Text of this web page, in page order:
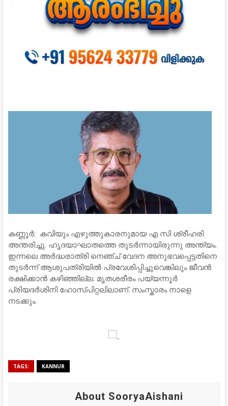
കണ്ണൂർ: കവിയും എഴുത്തുകാരനുമായ എ സി ശ്രീഹരി
അന്തരിച്ചു. ഹൃദയാഘാതത്തെ തുടർന്നായിരുന്നു അന്ത്യം.
ഇന്നലെ അർദ്ധരാത്രി നെഞ്ച് വേദന അനുഭവപ്പെട്ടതിനെ
തുടർന്ന് ആശുപത്രിയില്‍ പ്രവേശിപ്പിച്ചുവെങ്കിലും ജീവൻ
രക്ഷിക്കാൻ കഴിഞ്ഞില്ല. മൃതശരീരം പയ്യന്നൂർ
പ്രിയദർശിനി ഹോസ്പിറ്റലിലാണ്. സംസ്കാരം നാളെ
നടക്കും.
TAGS: KANNUR
About SooryaAishani